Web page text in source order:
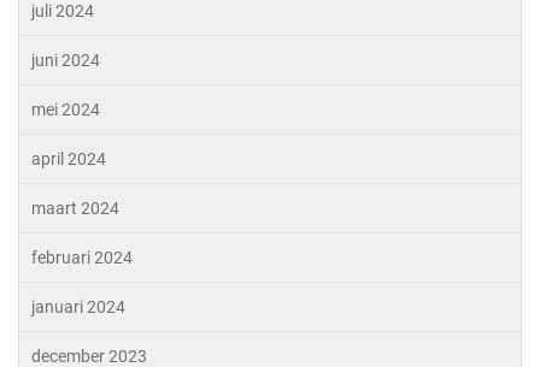
juli 2024
juni 2024
mei 2024
april 2024
maart 2024
februari 2024
januari 2024
december 2023